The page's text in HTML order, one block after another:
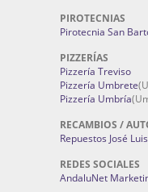
PIROTECNIAS
Pirotecnia San
PIZZERÍAS
Pizzería Treviso
Pizzería Umbrete
Pizzería Umbría
RECAMBIOS /
Repuestos José Luis
REDES SOCIALES
AndaluNet